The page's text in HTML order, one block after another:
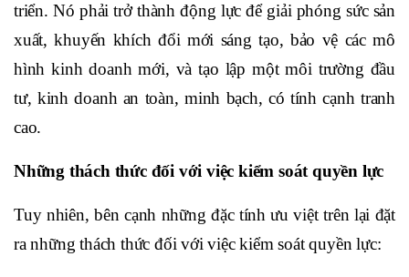
triển. Nó phải trở thành động lực để giải phóng sức sản
xuất, khuyến khích đổi mới sáng tạo, bảo vệ các mô
hình kinh doanh mới, và tạo lập một môi trường đầu
tư, kinh doanh an toàn, minh bạch, có tính cạnh tranh
cao.
Những thách thức đối với việc kiểm soát quyền lực
Tuy nhiên, bên cạnh những đặc tính ưu việt trên lại đặt
ra những thách thức đối với việc kiểm soát quyền lực: